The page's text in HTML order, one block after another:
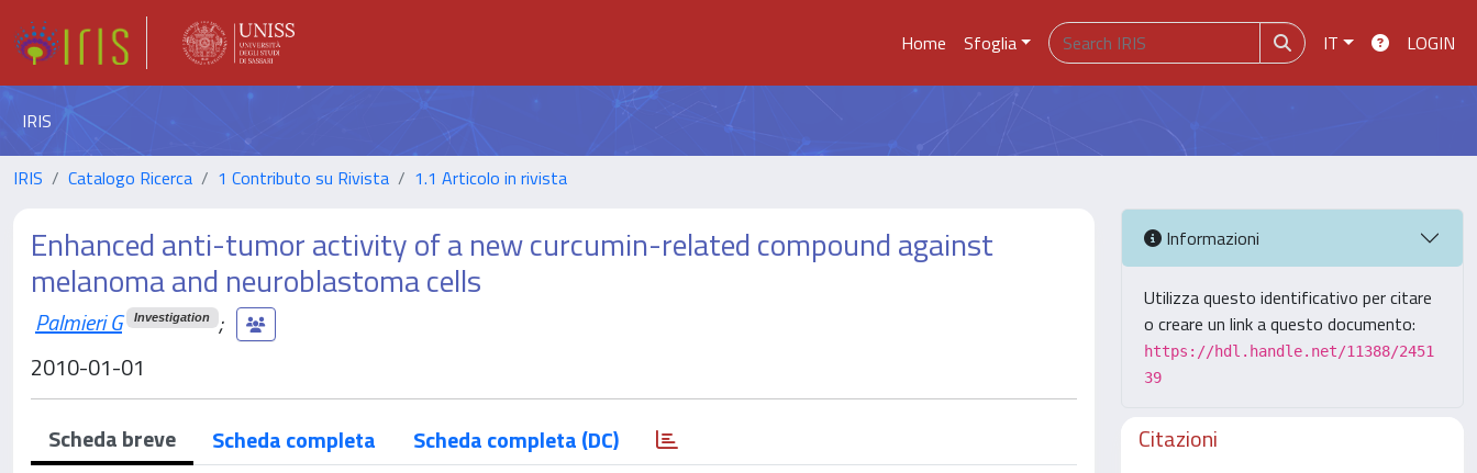
Home Sfoglia IT LOGIN
IRIS
IRIS Catalogo Ricerca 1 Contributo su Rivista 1.1 Articolo in rivista
Enhanced anti-tumor activity of a new curcumin-related compound against
melanoma and neuroblastoma cells
Palmieri G Investigation
;
2010-01-01
Scheda breve Scheda completa Scheda completa (DC)
Informazioni
Utilizza questo identificativo per citare
o creare un link a questo documento:
https://hdl.handle.net/11388/2451
39
Citazioni